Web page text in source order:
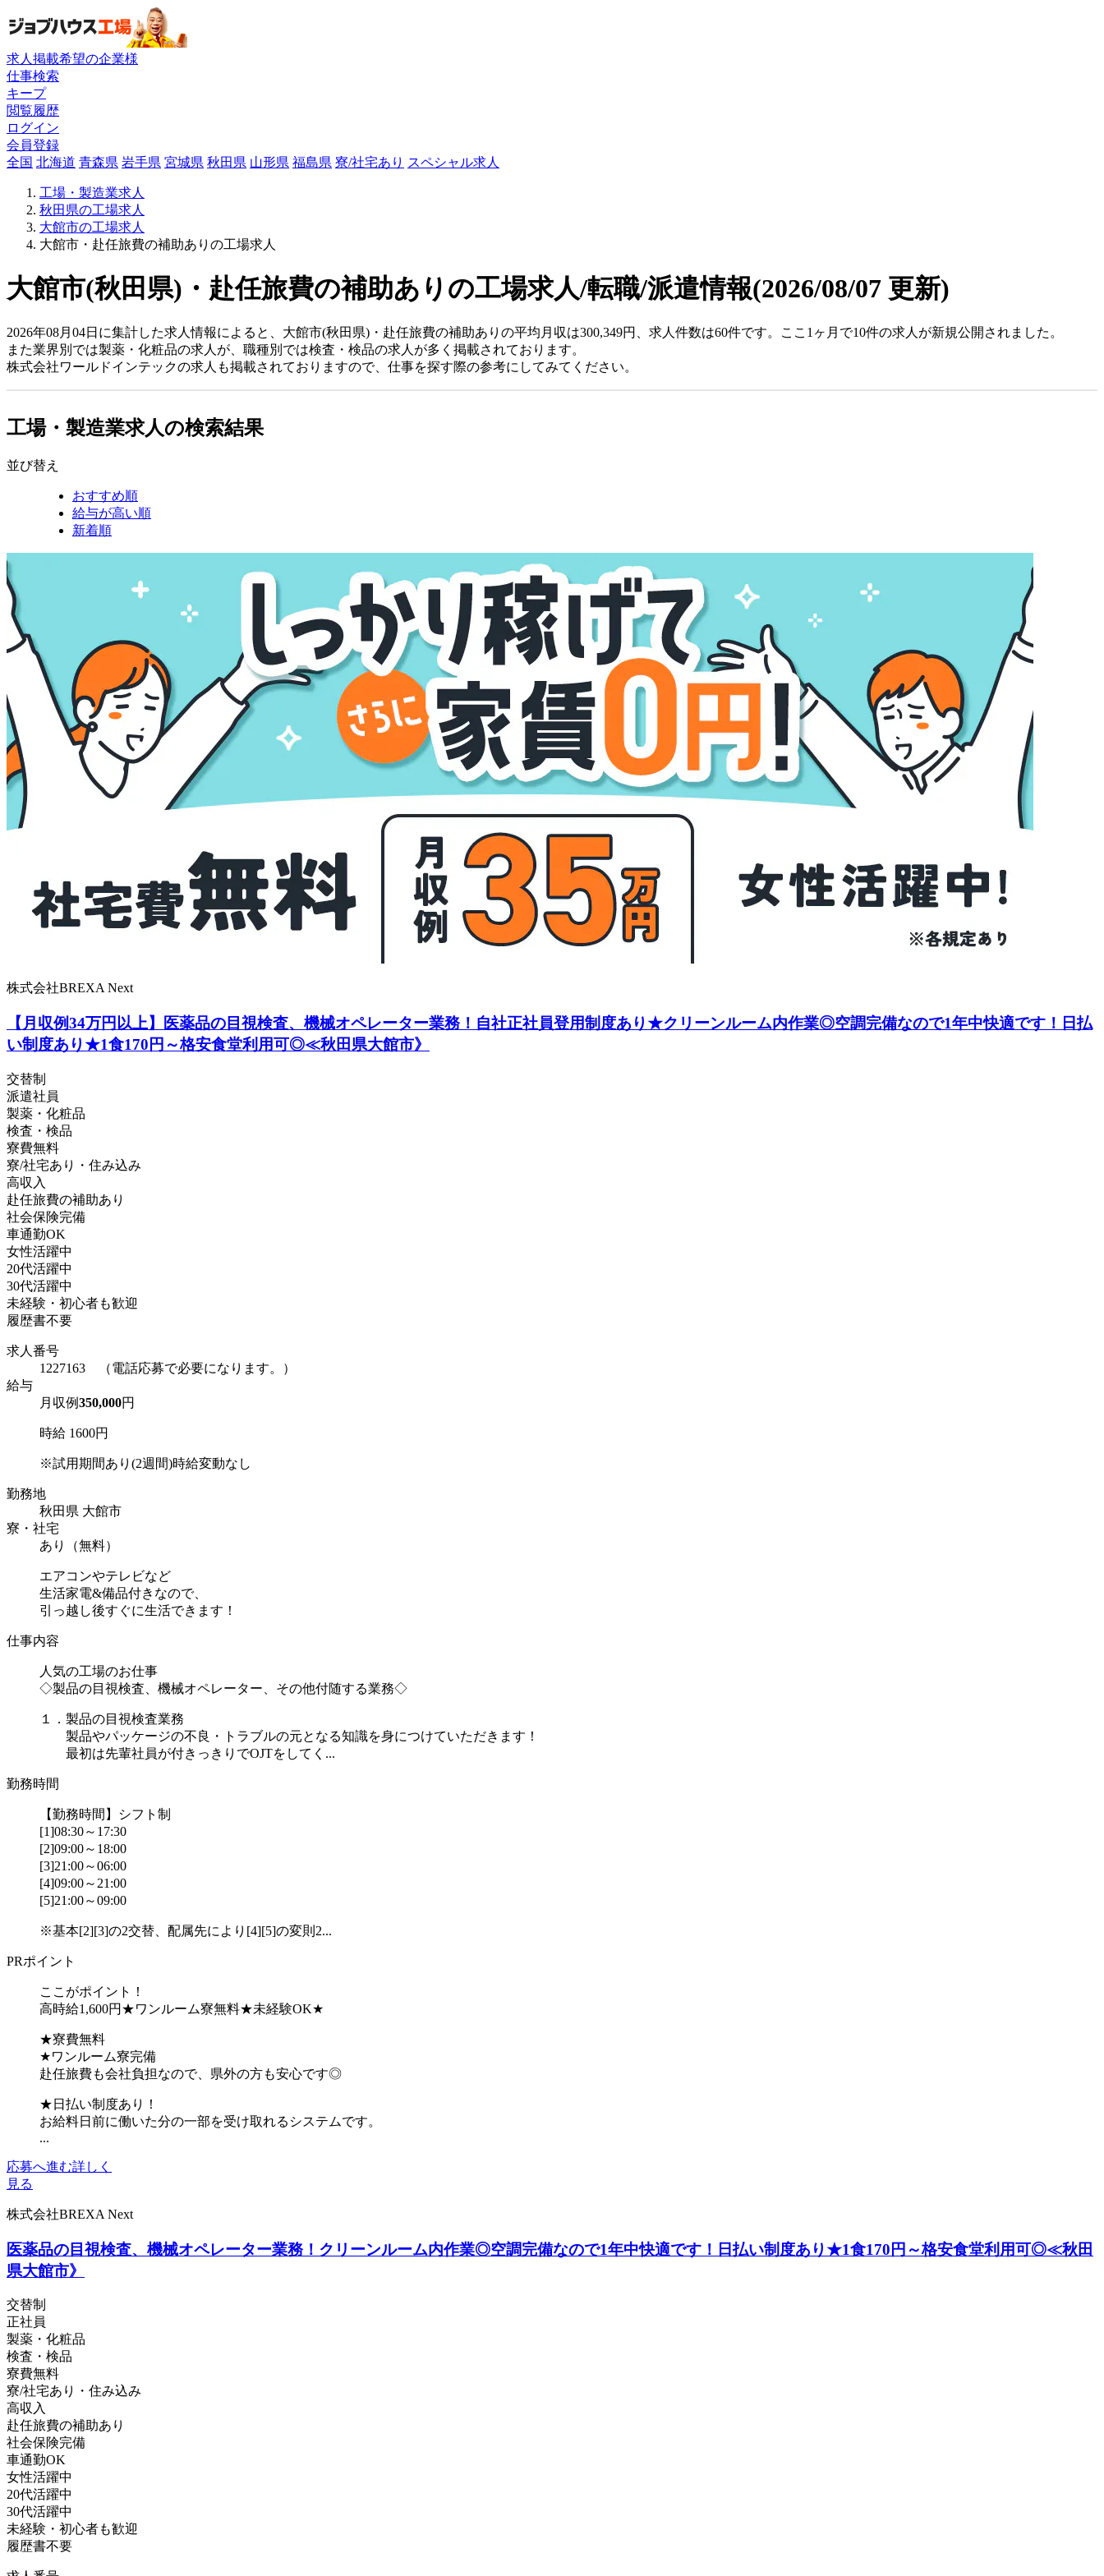
求人掲載希望の企業様
仕事検索
キープ
閲覧履歴
ログイン
会員登録
全国 北海道 青森県 岩手県 宮城県 秋田県 山形県 福島県 寮/社宅あり スペシャル求人
工場・製造業求人
秋田県の工場求人
大館市の工場求人
大館市・赴任旅費の補助ありの工場求人
大館市(秋田県)・赴任旅費の補助ありの工場求人/転職/派遣情報(2026/08/07 更新)
2026年08月04日に集計した求人情報によると、大館市(秋田県)・赴任旅費の補助ありの平均月収は300,349円、求人件数は60件です。ここ1ヶ月で10件の求人が新規公開されました。
また業界別では製薬・化粧品の求人が、職種別では検査・検品の求人が多く掲載されております。
株式会社ワールドインテックの求人も掲載されておりますので、仕事を探す際の参考にしてみてください。
工場・製造業求人の検索結果
並び替え
おすすめ順
給与が高い順
新着順
株式会社BREXA Next
【月収例34万円以上】医薬品の目視検査、機械オペレーター業務！自社正社員登用制度あり★クリーンルーム内作業◎空調完備なので1年中快適です！日払
い制度あり★1食170円～格安食堂利用可◎≪秋田県大館市》
交替制
派遣社員
製薬・化粧品
検査・検品
寮費無料
寮/社宅あり・住み込み
高収入
赴任旅費の補助あり
社会保険完備
車通勤OK
女性活躍中
20代活躍中
30代活躍中
未経験・初心者も歓迎
履歴書不要
求人番号
1227163 （電話応募で必要になります。）
給与
月収例350,000円
時給 1600円
※試用期間あり(2週間)時給変動なし
勤務地
秋田県 大館市
寮・社宅
あり（無料）
エアコンやテレビなど
生活家電&備品付きなので、
引っ越し後すぐに生活できます！
仕事内容
人気の工場のお仕事
◇製品の目視検査、機械オペレーター、その他付随する業務◇
１．製品の目視検査業務
製品やパッケージの不良・トラブルの元となる知識を身につけていただきます！
最初は先輩社員が付きっきりでOJTをしてく...
勤務時間
【勤務時間】シフト制
[1]08:30～17:30
[2]09:00～18:00
[3]21:00～06:00
[4]09:00～21:00
[5]21:00～09:00
※基本[2][3]の2交替、配属先により[4][5]の変則2...
PRポイント
ここがポイント！
高時給1,600円★ワンルーム寮無料★未経験OK★
★寮費無料
★ワンルーム寮完備
赴任旅費も会社負担なので、県外の方も安心です◎
★日払い制度あり！
お給料日前に働いた分の一部を受け取れるシステムです。
...
応募へ進む詳しく
見る
株式会社BREXA Next
医薬品の目視検査、機械オペレーター業務！クリーンルーム内作業◎空調完備なので1年中快適です！日払い制度あり★1食170円～格安食堂利用可◎≪秋田
県大館市》
交替制
正社員
製薬・化粧品
検査・検品
寮費無料
寮/社宅あり・住み込み
高収入
赴任旅費の補助あり
社会保険完備
車通勤OK
女性活躍中
20代活躍中
30代活躍中
未経験・初心者も歓迎
履歴書不要